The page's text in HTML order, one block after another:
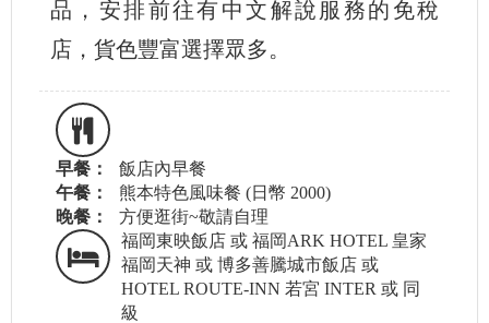
品，安排前往有中文解說服務的免稅
店，貨色豐富選擇眾多。
早餐：
飯店內早餐
午餐：
熊本特色風味餐 (日幣 2000)
晚餐：
方便逛街~敬請自理
福岡東映飯店 或 福岡ARK HOTEL 皇家
福岡天神 或 博多善騰城市飯店 或
HOTEL ROUTE-INN 若宮 INTER 或 同
級